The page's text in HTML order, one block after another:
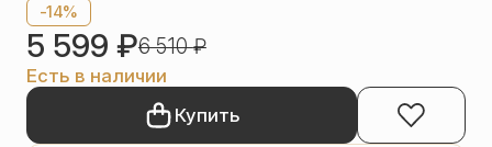
-14%
5 599 ₽6 510₽
Есть в наличии
Купить